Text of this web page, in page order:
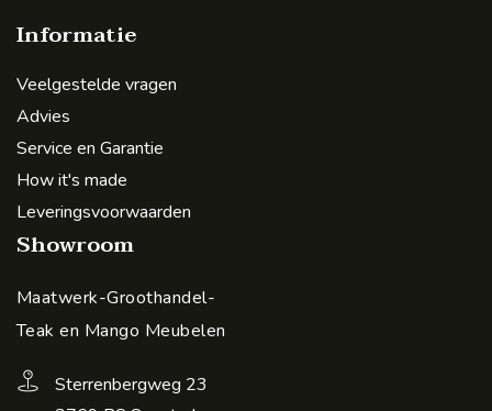
Informatie
Veelgestelde vragen
Advies
Service en Garantie
How it's made
Leveringsvoorwaarden
Showroom
Maatwerk-Groothandel-
Teak en Mango Meubelen
Sterrenbergweg 23